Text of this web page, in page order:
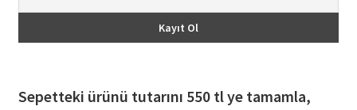
Sepetteki ürünü tutarını 550 tl ye tamamla,